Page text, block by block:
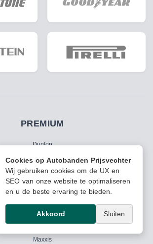
Cookies op Autobanden Prijsvechter
Wij gebruiken cookies om de UX en
SEO van onze website te optimaliseren
en u de beste ervaring te bieden.
Akkoord Sluiten
PREMIUM
Dunlop
Hankook
Yokohama
QUALITY & BUDGET
Falken
Maxxis